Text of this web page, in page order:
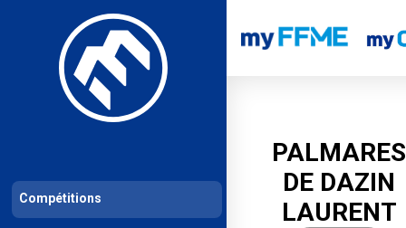
Les compétitions Calendrier de compétitions Classements
PALMARES
DE DAZIN
LAURENT
Compétitions